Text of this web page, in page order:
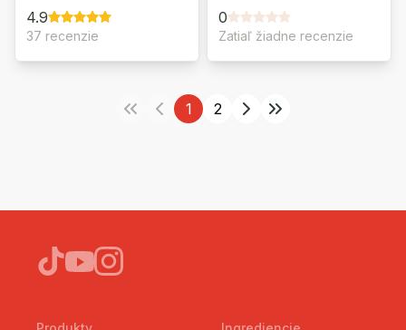
4.9
37 recenzie
0
Zatiaľ žiadne recenzie
1 2